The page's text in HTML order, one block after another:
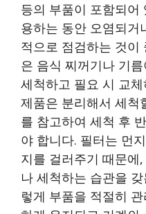
등의 부품이 포함되어
용하는 동안 오염되거
적으로 점검하는 것이
은 음식 찌꺼기나 기
세척하고 필요 시 교
제품은 분리해서 세척
를 참고하여 세척 후
야 합니다. 필터는 먼
지를 걸러주기 때문에
나 세척하는 습관을
렇게 부품을 적절히